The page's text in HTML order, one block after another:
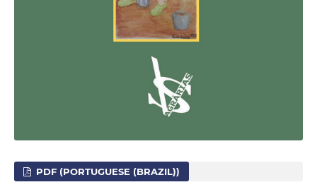
PDF (PORTUGUESE (BRAZIL))